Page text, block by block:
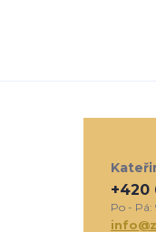
+420
Po -